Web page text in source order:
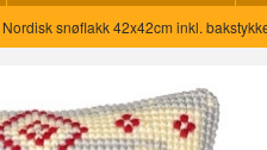
snøflakk 42x42cm inkl.